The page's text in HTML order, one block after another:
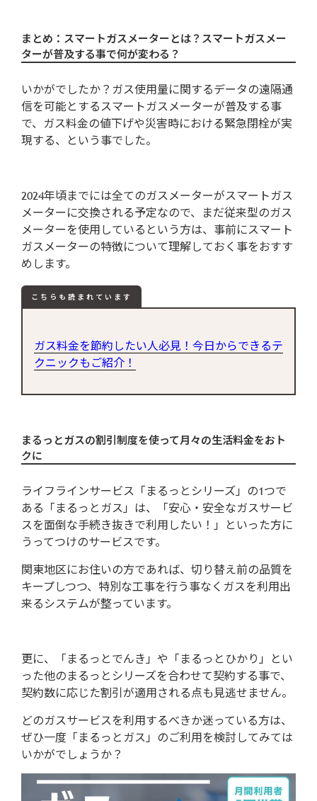
まとめ：スマートガスメーターとは？スマートガスメー
ターが普及する事で何が変わる？
いかがでしたか？ガス使用量に関するデータの遠隔通
信を可能とするスマートガスメーターが普及する事
で、ガス料金の値下げや災害時における緊急閉栓が実
現する、という事でした。
2024年頃までには全てのガスメーターがスマートガス
メーターに交換される予定なので、まだ従来型のガス
メーターを使用しているという方は、事前にスマート
ガスメーターの特徴について理解しておく事をおすす
めします。
こちらも読まれています
ガス料金を節約したい人必見！今日からできるテ
クニックもご紹介！
まるっとガスの割引制度を使って月々の生活料金をおト
クに
ライフラインサービス「まるっとシリーズ」の1つで
ある「まるっとガス」は、「安心・安全なガスサービ
スを面倒な手続き抜きで利用したい！」といった方に
うってつけのサービスです。
関東地区にお住いの方であれば、切り替え前の品質を
キープしつつ、特別な工事を行う事なくガスを利用出
来るシステムが整っています。
更に、「まるっとでんき」や「まるっとひかり」とい
った他のまるっとシリーズを合わせて契約する事で、
契約数に応じた割引が適用される点も見逃せません。
どのガスサービスを利用するべきか迷っている方は、
ぜひ一度「まるっとガス」のご利用を検討してみては
いかがでしょうか？